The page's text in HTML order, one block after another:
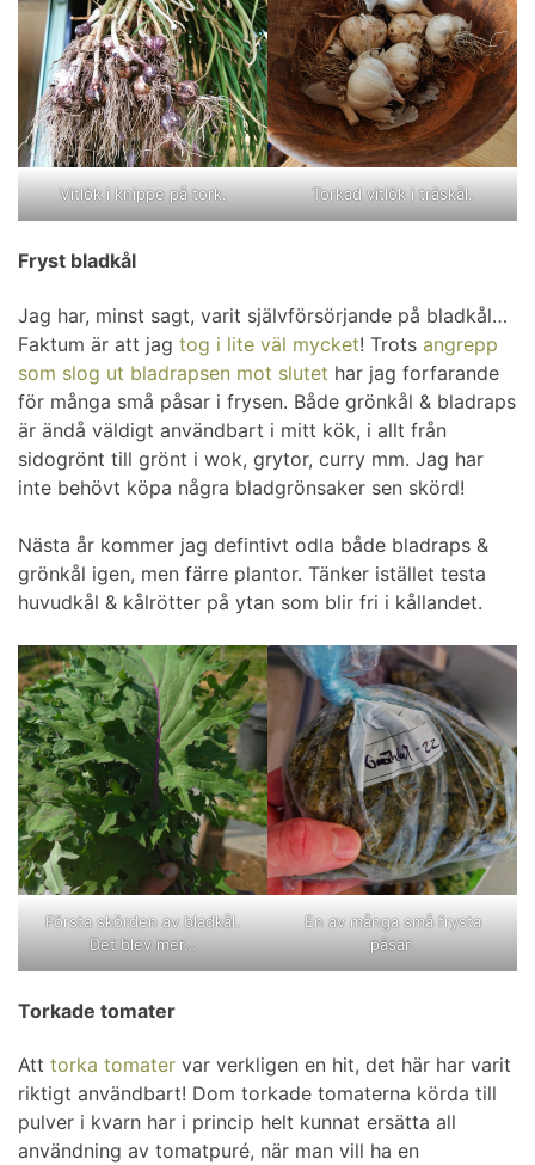
Vitlök i knippe på tork. Torkad vitlök i träskål.
Fryst bladkål
Jag har, minst sagt, varit självförsörjande på bladkål…
Faktum är att jag tog i lite väl mycket! Trots angrepp
som slog ut bladrapsen mot slutet har jag forfarande
för många små påsar i frysen. Både grönkål & bladraps
är ändå väldigt användbart i mitt kök, i allt från
sidogrönt till grönt i wok, grytor, curry mm. Jag har
inte behövt köpa några bladgrönsaker sen skörd!
Nästa år kommer jag defintivt odla både bladraps &
grönkål igen, men färre plantor. Tänker istället testa
huvudkål & kålrötter på ytan som blir fri i kållandet.
Första skörden av bladkål.
Det blev mer…
En av många små frysta
påsar.
Torkade tomater
Att torka tomater var verkligen en hit, det här har varit
riktigt användbart! Dom torkade tomaterna körda till
pulver i kvarn har i princip helt kunnat ersätta all
användning av tomatpuré, när man vill ha en